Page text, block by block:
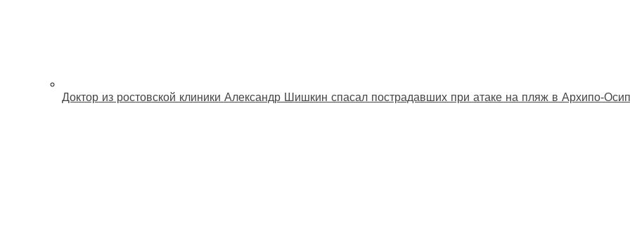
Доктор из ростовской клиники Александр Шишкин спасал пострадавших при атаке на пляж в